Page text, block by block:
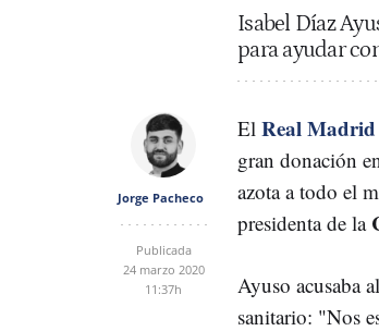
Isabel Díaz
para ayudar
Jorge Pacheco
Publicada
24 marzo 2020
11:37h
El Real Madrid
gran donación
azota a todo el
presidenta de la
Ayuso acusaba al
sanitario: "Nos